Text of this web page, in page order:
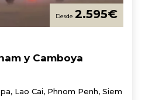
2.595€
y Camboya
Lao Cai, Phnom Penh, Siem